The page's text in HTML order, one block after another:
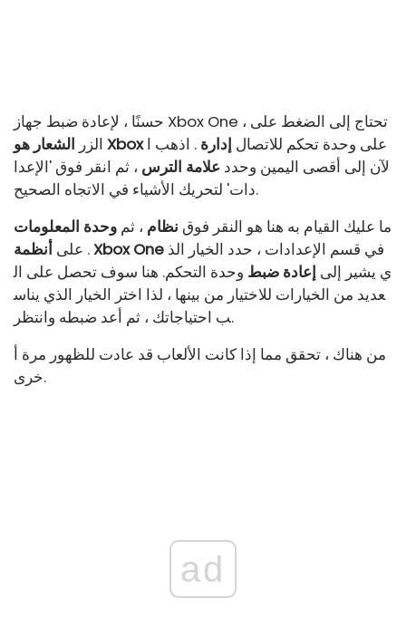
حسنًا ، لإعادة ضبط جهاز Xbox One ، تحتاج إلى الضغط على
الزر الشعار هو Xbox على وحدة تحكم للاتصال إدارة . اذهب ا
لآن إلى أقصى اليمين وحدد علامة الترس ، ثم انقر فوق 'الإعدا
دات' لتحريك الأشياء في الاتجاه الصحيح.
ما عليك القيام به هنا هو النقر فوق نظام ، ثم وحدة المعلومات
. علىأنظمة Xbox One
ي يشير إلى إعادة ضبط وحدة التحكم. هنا سوف تحصل على ال
عديد من الخيارات للاختيار من بينها ، لذا اختر الخيار الذي يناس
ب احتياجاتك ، ثم أعد ضبطه وانتظر.
من هناك ، تحقق مما إذا كانت الألعاب قد عادت للظهور مرة أ
خرى.
ad